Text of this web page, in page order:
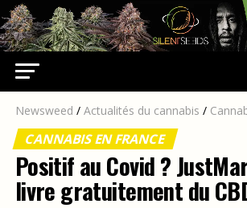
Newsweed / Actualités du cannabis /
CANNABIS EN FRANCE
Positif au Covid ?
livre gratuitement du